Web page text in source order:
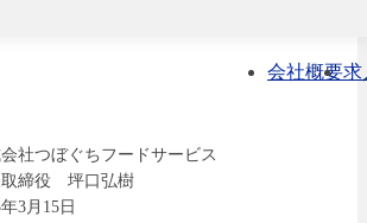
会社概要求
社つぼぐちフードサービス
取締役 坪口弘樹
3月15日